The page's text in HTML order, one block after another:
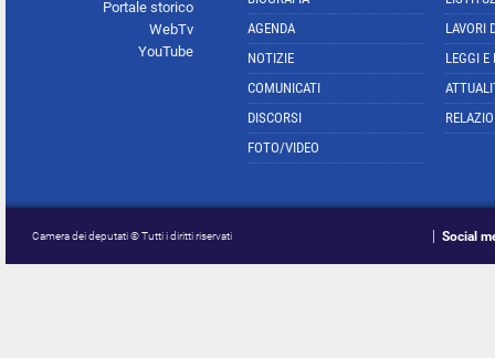
Portale storico
WebTv
YouTube
AGENDA
NOTIZIE
COMUNICATI
DISCORSI
FOTO/VIDEO
LAVORI
LEGGI E
Camera dei deputati © Tutti i diritti riservati Social